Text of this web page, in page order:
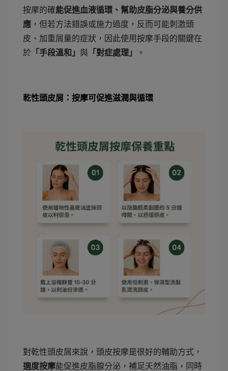
按摩的確能促進血液循環、幫助皮脂分泌與養分供
應 ，但若方法錯誤或施力過度，反而可能刺激頭
皮、加重屑量的症狀，因此使用按摩手段的關鍵在
於 「手段溫和」 與 「對症處理」 。
乾性頭皮屑：按摩可促進滋潤與循環
對乾性頭皮屑來說，頭皮按摩是很好的輔助方式，
適度按摩能促進皮脂腺分泌，補足天然油脂，同時